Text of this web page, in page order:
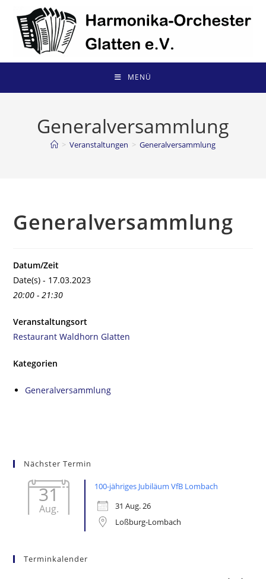
Inhalt
springen
MENÜ
Generalversammlung
> Veranstaltungen > Generalversammlung
Generalversammlung
Datum/Zeit
Date(s) - 17.03.2023
20:00 - 21:30
Veranstaltungsort
Restaurant Waldhorn Glatten
Kategorien
Generalversammlung
Nächster Termin
31
Aug.
100-jähriges Jubiläum VfB Lombach
31 Aug. 26
Loßburg-Lombach
Terminkalender